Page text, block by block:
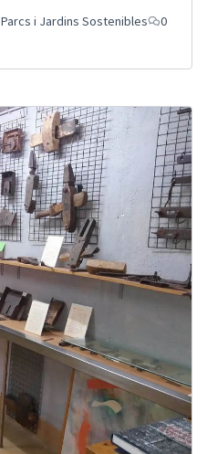
Parcs i Jardins Sostenibles
0